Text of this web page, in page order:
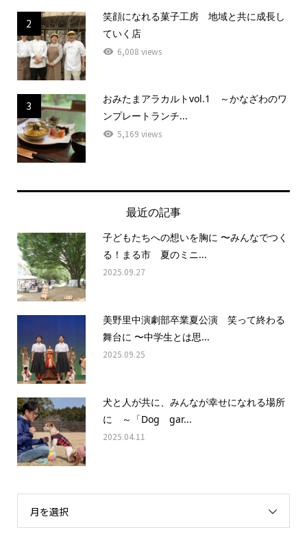
2
笑顔になれる菓子工房 地域と共に成長し
ていく店
6,008 views
3
おみたまアラカルトvol.1 ～かなざわのワ
ンプレートランチ...
5,169 views
最近の記事
子どもたちへの想いを胸に 〜みんなでつく
る！まる市 夏のミニ...
2025.09.27
美野里中演劇部卒業夏公演 笑って終わる
舞台に 〜中学生とは思...
2025.09.25
犬と人が共に、みんなが幸せになれる場所
に ～「Dog gar...
2025.04.11
月を選択